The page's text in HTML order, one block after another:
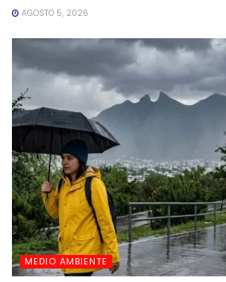
AGOSTO 5, 2026
MEDIO AMBIENTE